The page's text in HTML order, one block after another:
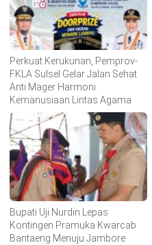
Perkuat Kerukunan, Pemprov-
FKLA Sulsel Gelar Jalan Sehat
Anti Mager Harmoni
Kemanusiaan Lintas Agama
Bupati Uji Nurdin Lepas
Kontingen Pramuka Kwarcab
Bantaeng Menuju Jambore